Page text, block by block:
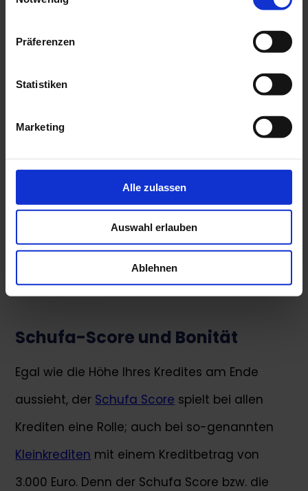
Präferenzen
Statistiken
Marketing
Alle zulassen
Auswahl erlauben
Ablehnen
Worauf es beim 3.000
Euro Kredit ankommt
Schufa-Score und Bonität
Egal wie die Höhe Ihres Kredites am Ende
aussieht, der Schufa Score spielt bei allen
Krediten eine Rolle; auch bei so-genannten
Kleinkrediten mit einem Kreditbetrag von
3.000 Euro. Denn der Schufa Score bzw. die